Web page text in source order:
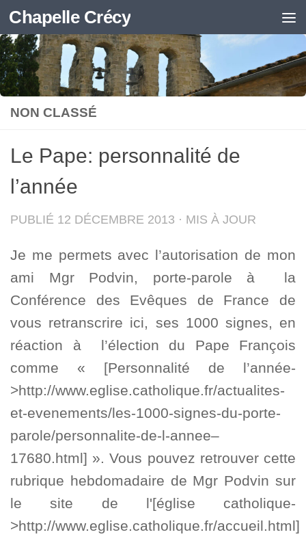
Skip to content
Chapelle Crécy
NON CLASSÉ
Le Pape: personnalité de
l’année
PUBLIÉ 12 DÉCEMBRE 2013 · MIS À JOUR
Je me permets avec l’autorisation de mon
ami Mgr Podvin, porte-parole à la
Conférence des Evêques de France de
vous retranscrire ici, ses 1000 signes, en
réaction à l’élection du Pape François
comme « [Personnalité de l’année-
>http://www.eglise.catholique.fr/actualites-
et-evenements/les-1000-signes-du-porte-
parole/personnalite-de-l-annee–
17680.html] ». Vous pouvez retrouver cette
rubrique hebdomadaire de Mgr Podvin sur
le site de l'[église catholique-
>http://www.eglise.catholique.fr/accueil.html]